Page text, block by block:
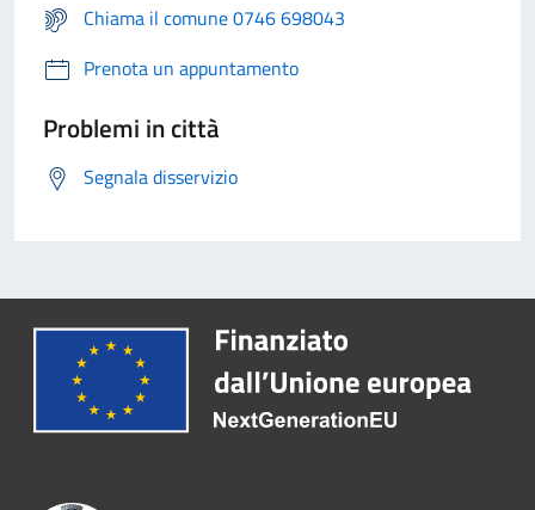
Chiama il comune 0746 698043
Prenota un appuntamento
Problemi in città
Segnala disservizio